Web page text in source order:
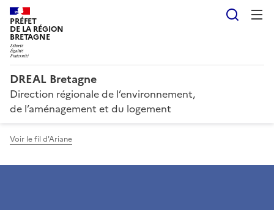
PRÉFET
DE LA RÉGION
BRETAGNE
DREAL Bretagne
Direction régionale de l’environnement,
de l’aménagement et du logement
Voir le fil d'Ariane